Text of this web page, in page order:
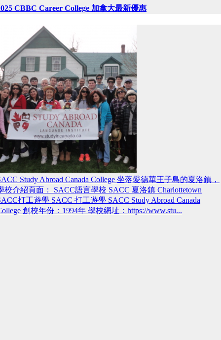
CBBC Career College 加拿大最新優惠
Study Abroad Canada College 坐落愛德華王子島的夏洛鎮，
校介紹頁面： SACC語言學校 SACC 夏洛鎮 Charlottetown
打工遊學 SACC 打工遊學 SACC Study Abroad Canada
創校年份：1994年 學校網址：https://www.stu...